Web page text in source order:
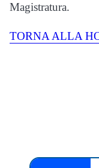
Magistratura.
TORNA ALLA